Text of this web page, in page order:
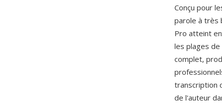
Conçu pour
parole à très
Pro atteint
les plages
complet,
transcription
de l'auteur